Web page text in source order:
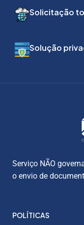
Solicitação
Solução
Serviço NÃO
o envio de
POLÍTICAS